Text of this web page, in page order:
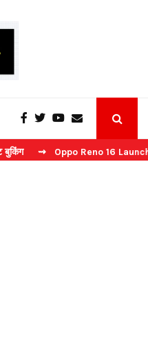
⇝ Oppo Reno 16 Launch: 2 जुलाई